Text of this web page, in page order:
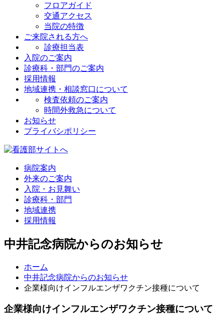
フロアガイド
交通アクセス
当院の特徴
ご来院される方へ
診療担当表
入院のご案内
診療科・部門のご案内
採用情報
地域連携・相談窓口について
検査依頼のご案内
時間外救急について
お知らせ
プライバシポリシー
病院案内
外来のご案内
入院・お見舞い
診療科・部門
地域連携
採用情報
中井記念病院からのお知らせ
ホーム
中井記念病院からのお知らせ
企業様向けインフルエンザワクチン接種について
企業様向けインフルエンザワクチン接種について